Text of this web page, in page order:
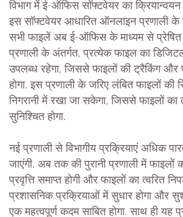
विभाग में ई-ऑफिस सॉफ्टवेयर का
इस सॉफ्टवेयर आधारित ऑनलाइन प्रणाली के
सभी फाइलें अब ई-ऑफिस के माध्यम से
प्रणाली के अंतर्गत, प्रत्येक फाइल का
उपलब्ध रहेगा, जिससे फाइलों की ट्रैकिंग और
होगा. इस प्रणाली के जरिए लंबित फाइलों की
निगरानी में रखा जा सकेगा, जिससे फाइलों का
सुनिश्चित होगा.
नई प्रणाली से विभागीय प्रक्रियाएं अधिक
जाएंगी. अब तक की पुरानी प्रणाली में फाइलों
प्रवृत्ति समाप्त होगी और फाइलों का त्वरित
प्रशासनिक प्रक्रियाओं में सुधार होगा और
एक महत्वपूर्ण कदम साबित होगा. साथ ही यह